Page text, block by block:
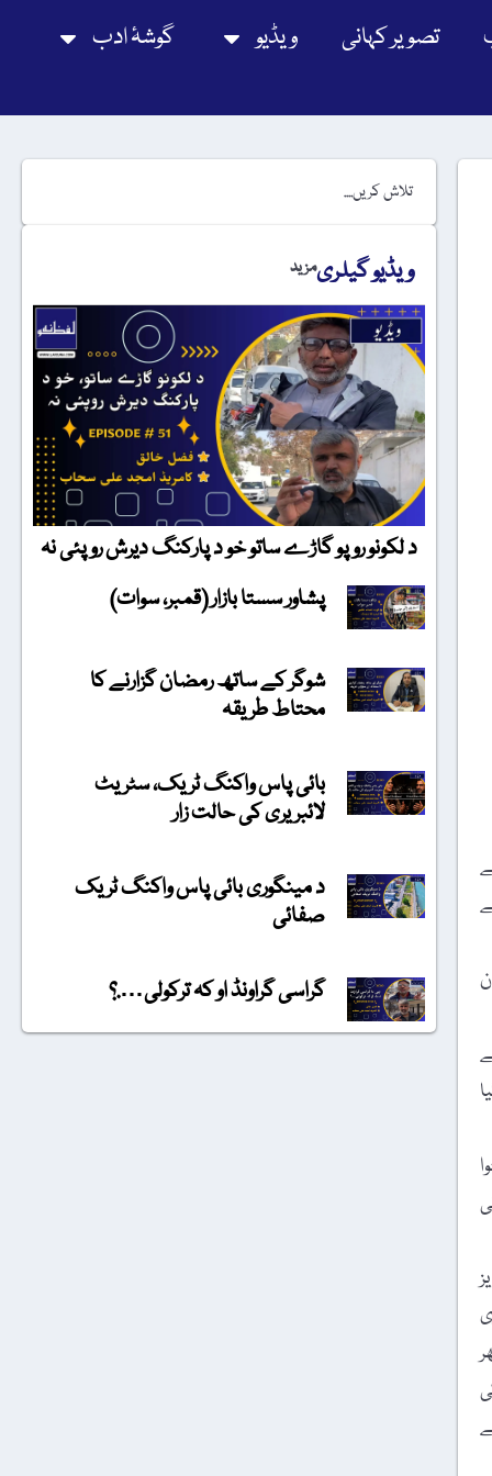
تصویر کہانی ویڈیو گوشۂ ادب
ویڈیو گیلریمزید
د لکونو روپو گاڑے ساتو خو د پارکنگ دیرش روپئی نہ
پشاور سستا بازار (قمبر، سوات)
شوگر کے ساتھ رمضان گزارنے کا
محتاط طریقہ
بائی پاس واکنگ ٹریک، سٹریٹ
لائبریری کی حالت زار
د مینگوری بائی پاس واکنگ ٹریک
صفائی
گراسی گراونڈ او کہ ترکولی….؟